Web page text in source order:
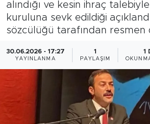
alındığı ve kesin ihraç
kuruluna sevk edildiği
sözcülüğü tarafından resmen
30.06.2026 - 17:27
YAYINLANMA
1
PAYLAŞIM
1
Eğitim
Sanat
Bölge
Haber Arşivi